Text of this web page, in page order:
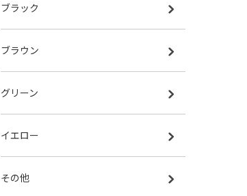
ブラック
ブラウン
グリーン
イエロー
その他